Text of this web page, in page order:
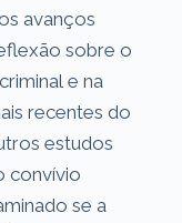
avanços
sobre o
e na
recentes do
estudos
convívio
se a